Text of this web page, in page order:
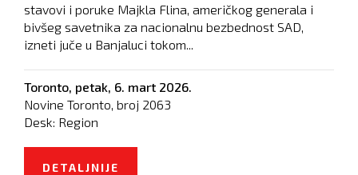
stavovi i poruke Majkla Flina, američkog generala i
bivšeg savetnika za nacionalnu bezbednost SAD,
izneti juče u Banjaluci tokom...
Toronto, petak, 6. mart 2026.
Novine Toronto, broj 2063
Desk: Region
DETALJNIJE